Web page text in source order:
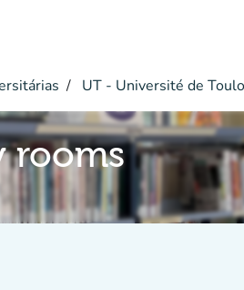
UT - Université de
rooms